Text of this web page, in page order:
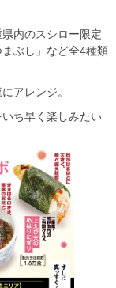
内のスシロー限定
ぶし」など全4種類
アレンジ。
ち早く楽しみたい